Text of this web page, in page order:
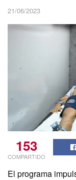
21/06/2023
153
COMPARTIDO
El programa